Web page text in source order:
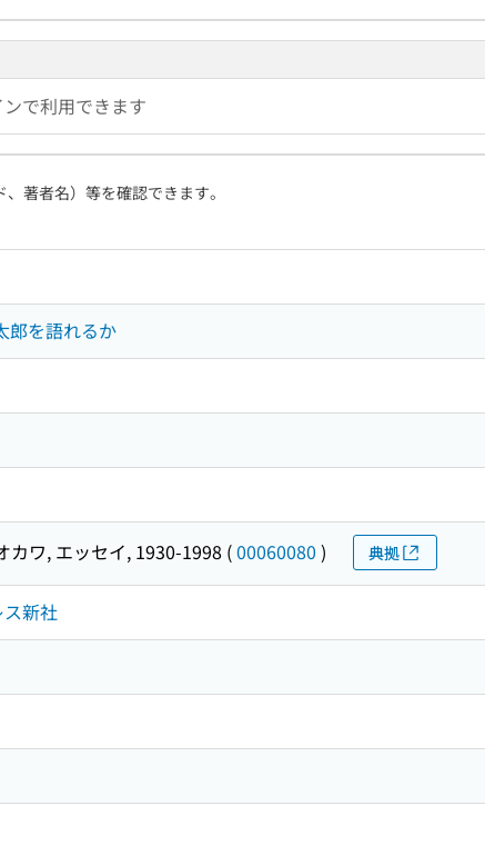
で利用できます
著者名）等を確認できます。
郎を語れるか
カワ, エッセイ, 1930-1998 (00060080 ) 典拠
新社